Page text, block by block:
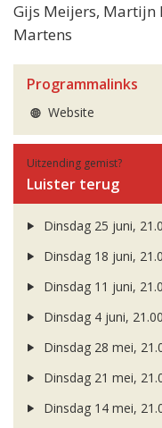
Gijs Meijers, Martijn
Martens
Programmalinks
Website
Uitzending gemist?
Luister terug
Dinsdag 25 juni,
Dinsdag 18 juni,
Dinsdag 11 juni,
Dinsdag 4 juni,
Dinsdag 28 mei,
Dinsdag 21 mei,
Dinsdag 14 mei,